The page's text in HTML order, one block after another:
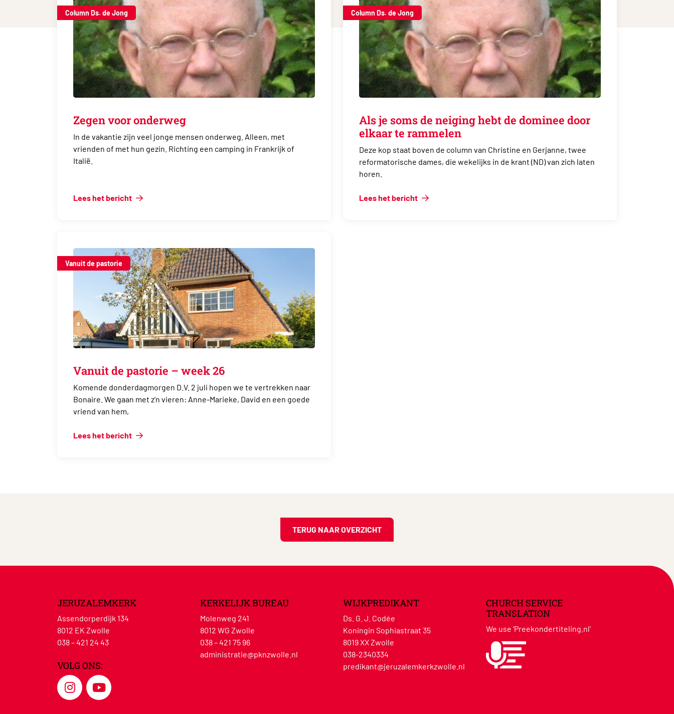
Column Ds. de Jong
Zegen voor onderweg
In de vakantie zijn veel jonge mensen onderweg. Alleen, met
vrienden of met hun gezin. Richting een camping in Frankrijk of
Italië.
Lees het bericht
Column Ds. de Jong
Als je soms de neiging hebt de dominee door
elkaar te rammelen
Deze kop staat boven de column van Christine en Gerjanne, twee
reformatorische dames, die wekelijks in de krant (ND) van zich laten
horen.
Lees het bericht
Vanuit de pastorie
Vanuit de pastorie – week 26
Komende donderdagmorgen D.V. 2 juli hopen we te vertrekken naar
Bonaire. We gaan met z’n vieren: Anne-Marieke, David en een goede
vriend van hem,
Lees het bericht
TERUG NAAR OVERZICHT
JERUZALEMKERK
Assendorperdijk 134
8012 EK Zwolle
038 – 421 24 43
VOLG ONS:
KERKELIJK BUREAU
Molenweg 241
8012 WG Zwolle
038 – 421 75 96
administratie@pknzwolle.nl
WIJKPREDIKANT
Ds. G. J. Codée
Koningin Sophiastraat 35
8019 XX Zwolle
038-2340334
predikant@jeruzalemkerkzwolle.nl
CHURCH SERVICE
TRANSLATION
We use ‘Preekondertiteling.nl’